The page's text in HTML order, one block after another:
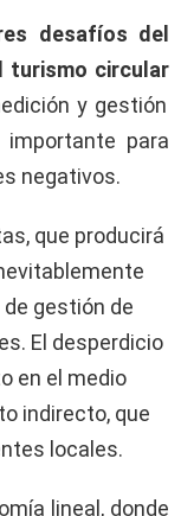
desafíos del
turismo circular
y gestión
para
negativos.
que producirá
gestión de
El desperdicio
en el medio
indirecto, que
locales.
lineal, donde